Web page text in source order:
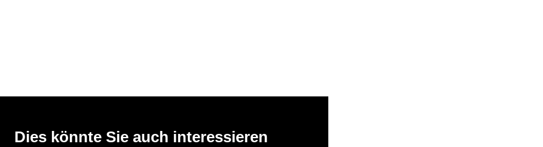
Dies könnte Sie auch interessieren